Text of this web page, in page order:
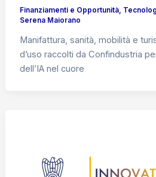
Finanziamenti e Opportunità,
Serena Maiorano
Manifattura, sanità, mobilità e
d’uso raccolti da Confindustria
dell’IA nel cuore